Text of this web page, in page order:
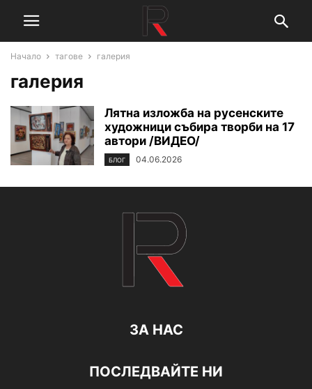
Начало тагове галерия
галерия
Лятна изложба на русенските
художници събира творби на 17
автори /ВИДЕО/
БЛОГ 04.06.2026
ЗА НАС
ПОСЛЕДВАЙТЕ НИ